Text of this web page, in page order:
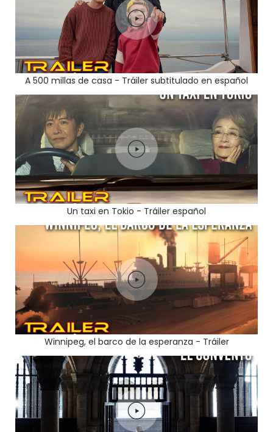
A 500 millas de casa - Tráiler subtitulado en español
Un taxi en Tokio - Tráiler español
Winnipeg, el barco de la esperanza - Tráiler